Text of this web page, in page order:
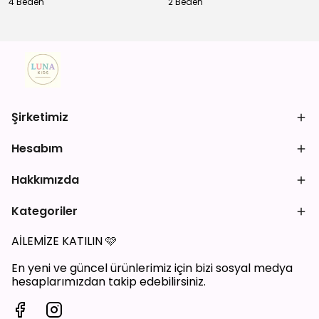
Şirketimiz
Hesabım
Hakkımızda
Kategoriler
AİLEMİZE KATILIN🩷
En yeni ve güncel ürünlerimiz için bizi sosyal medya
hesaplarımızdan takip edebilirsiniz.